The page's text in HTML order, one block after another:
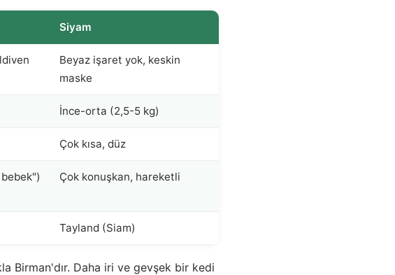
Siyam
Beyaz işaret yok, keskin
maske
İnce-orta (2,5-5 kg)
Çok kısa, düz
Çok konuşkan, hareketli
Tayland (Siam)
Birman'dır. Daha iri ve gevşek bir kedi